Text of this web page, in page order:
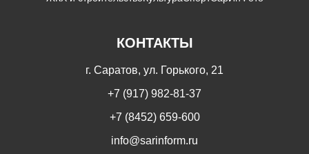
КОНТАКТЫ
г. Саратов, ул. Горького, 21
+7 (917) 982-81-37
+7 (8452) 659-600
info@sarinform.ru